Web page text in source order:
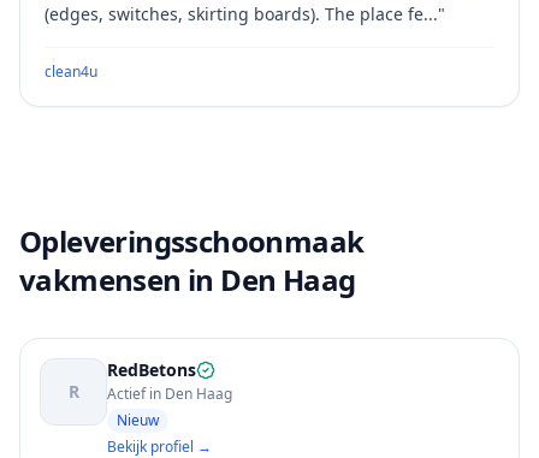
(edges, switches, skirting boards). The place fe..."
clean4u
Opleveringsschoonmaak
vakmensen in Den Haag
R
RedBetons
Actief in Den Haag
Nieuw
Bekijk profiel →